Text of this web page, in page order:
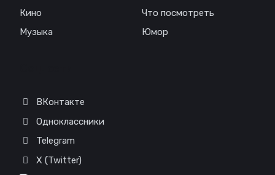
Кино
Музыка
Что посмотреть
Юмор
ВКонтакте
Одноклассники
Telegram
X (Twitter)